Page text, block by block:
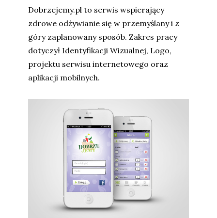
Dobrzejemy.pl to serwis wspierający
zdrowe odżywianie się w przemyślany i z
góry zaplanowany sposób. Zakres pracy
dotyczył Identyfikacji Wizualnej, Logo,
projektu serwisu internetowego oraz
aplikacji mobilnych.